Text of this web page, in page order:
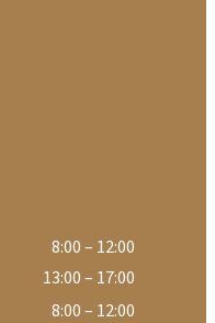
8:00 – 12:00
13:00 – 17:00
8:00 – 12:00